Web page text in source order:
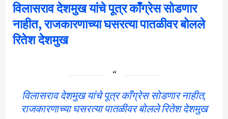
विलासराव देशमुख यांचे पूत्र काँग्रेस सोडणार
नाहीत, राजकारणाच्या घसरत्या पातळीवर बोलले
रितेश देशमुख
विलासराव देशमुख यांचे पूत्र काँग्रेस सोडणार नाहीत,
राजकारणाच्या घसरत्या पातळीवर बोलले रितेश देशमुख